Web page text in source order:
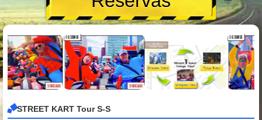
STREET KART Tour S-S